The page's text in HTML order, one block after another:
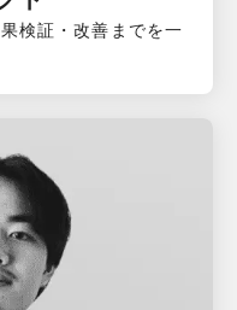
検証・改善までを一